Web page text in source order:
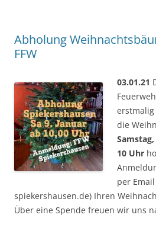
Abholung
FFW
03.01.21
die
10 Uhr
per
spiekershausen.de) Ihren
Über eine Spende freuen wir uns